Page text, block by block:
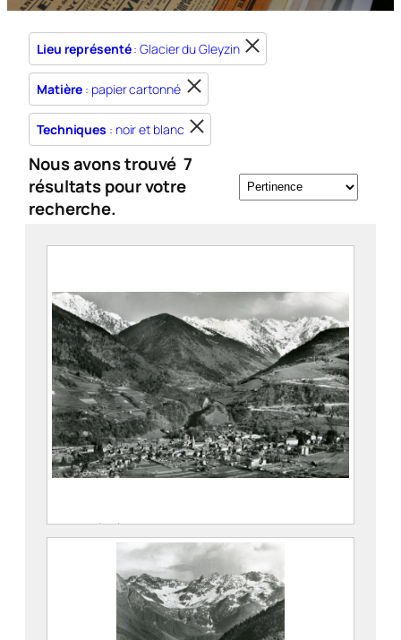
Lieu représenté: Glacier du Gleyzin
Matière : papier cartonné
Techniques : noir et blanc
Nous avons trouvé 7
résultats pour votre
recherche.
Vue générale d’Allevard-les-Bains et du
Maison Alpine
Maison Alpine